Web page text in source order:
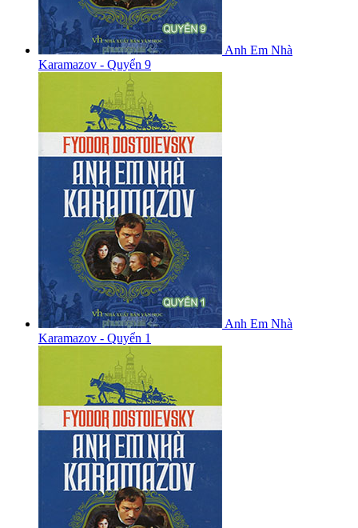
Anh Em Nhà
Karamazov - Quyển 9
Anh Em Nhà
Karamazov - Quyển 1